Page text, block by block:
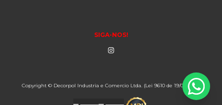
SIGA-NOS!
Copyright © Decorpol Industria e Comercio Ltda. (Lei 9610 de 19/02/1998)